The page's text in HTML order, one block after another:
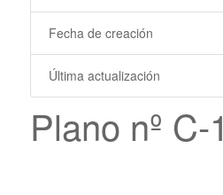
Fecha de creación
Última actualización
Plano nº C-1